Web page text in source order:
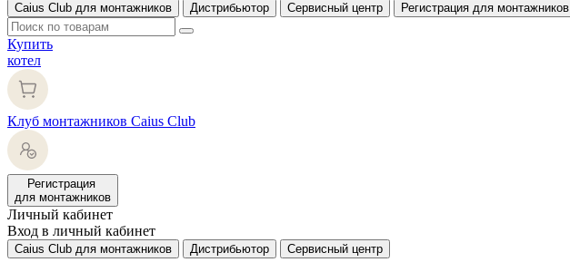
Caius Club для монтажников
Дистрибьютор Сервисный центр Регистрация для монтажников
Купить
котел
Клуб монтажников Caius Club
Регистрация
для монтажников
Личный кабинет
Вход в личный кабинет
Caius Club для монтажников Дистрибьютор Сервисный центр